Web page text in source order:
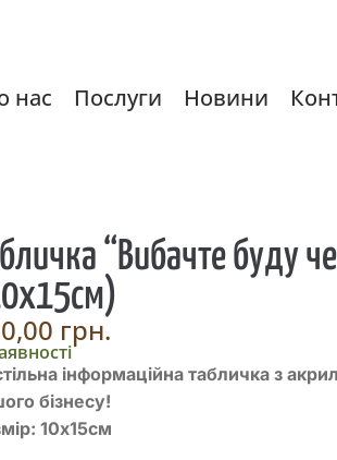
нас Послуги Новини
“Вибачте буду
грн.
інформаційна табличка з
бізнесу!
10х15см